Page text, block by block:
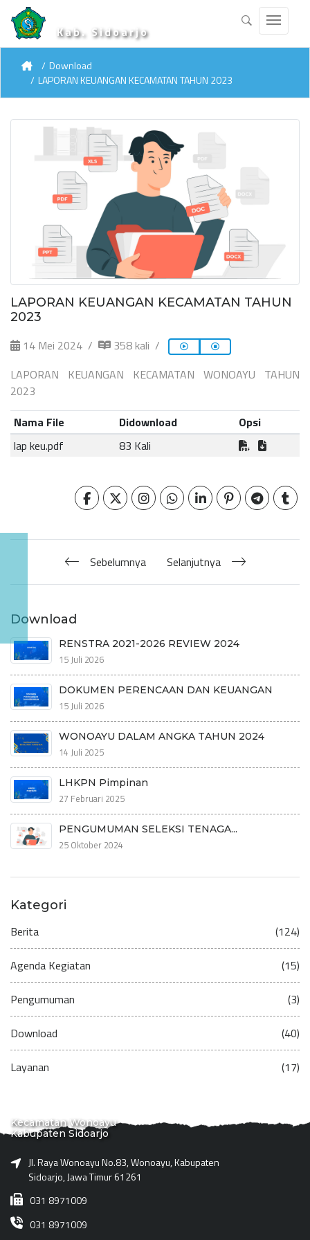
Kab. Sidoarjo
Download
LAPORAN KEUANGAN KECAMATAN TAHUN 2023
LAPORAN KEUANGAN KECAMATAN TAHUN
2023
14 Mei 2024
358 kali
LAPORAN KEUANGAN KECAMATAN WONOAYU TAHUN
2023
Nama File
Didownload
Opsi
lap keu.pdf
83 Kali
Sebelumnya Selanjutnya
Download
RENSTRA 2021-2026 REVIEW 2024
15 Juli 2026
DOKUMEN PERENCAAN DAN KEUANGAN
15 Juli 2026
WONOAYU DALAM ANGKA TAHUN 2024
14 Juli 2025
LHKPN Pimpinan
27 Februari 2025
PENGUMUMAN SELEKSI TENAGA...
25 Oktober 2024
Kategori
Berita (124)
Agenda Kegiatan (15)
Pengumuman (3)
Download (40)
Layanan (17)
Kecamatan Wonoayu
Kabupaten Sidoarjo
Jl. Raya Wonoayu No.83, Wonoayu, Kabupaten
Sidoarjo, Jawa Timur 61261
031 8971009
031 8971009